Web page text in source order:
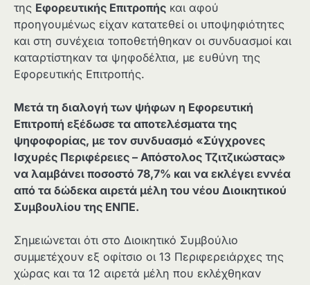
της Εφορευτικής Επιτροπής και αφού
προηγουμένως είχαν κατατεθεί οι υποψηφιότητες
και στη συνέχεια τοποθετήθηκαν οι συνδυασμοί και
καταρτίστηκαν τα ψηφοδέλτια, με ευθύνη της
Εφορευτικής Επιτροπής.
Μετά τη διαλογή των ψήφων η Εφορευτική
Επιτροπή εξέδωσε τα αποτελέσματα της
ψηφοφορίας, με τον συνδυασμό «Σύγχρονες
Ισχυρές Περιφέρειες – Απόστολος Τζιτζικώστας»
να λαμβάνει ποσοστό 78,7% και να εκλέγει εννέα
από τα δώδεκα αιρετά μέλη του νέου Διοικητικού
Συμβουλίου της ΕΝΠΕ.
Σημειώνεται ότι στο Διοικητικό Συμβούλιο
συμμετέχουν εξ οφίτσιο οι 13 Περιφερειάρχες της
χώρας και τα 12 αιρετά μέλη που εκλέχθηκαν